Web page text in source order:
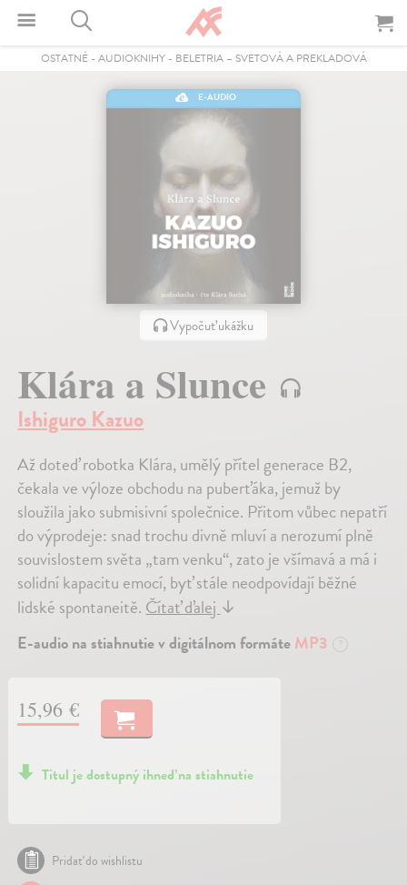
OSTATNÉ- AUDIOKNIHY- BELETRIA – SVETOVÁ A PREKLADOVÁ
E-AUDIO
Vypočuť ukážku
Klára a Slunce
Ishiguro Kazuo
Až doteď robotka Klára, umělý přítel generace B2,
čekala ve výloze obchodu na puberťáka, jemuž by
sloužila jako submisivní společnice. Přitom vůbec nepatří
do výprodeje: snad trochu divně mluví a nerozumí plně
souvislostem světa „tam venku“, zato je všímavá a má i
solidní kapacitu emocí, byť stále neodpovídají běžné
lidské spontaneitě.Čítať ďalej↓
E-audio na stiahnutie v digitálnom formáteMP3 ?
15,96 €
Titul je dostupný ihneď na stiahnutie
Pridať do wishlistu